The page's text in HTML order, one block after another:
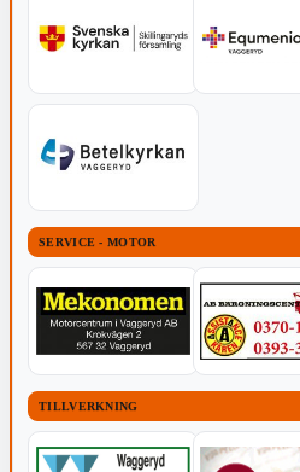
SERVICE - MOTOR
TILLVERKNING